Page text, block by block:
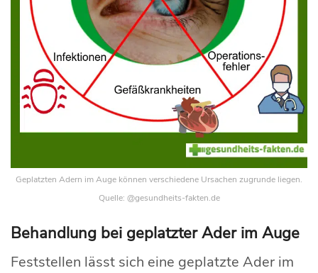
Geplatzten Adern im Auge können verschiedene Ursachen zugrunde liegen.
Quelle: @gesundheits-fakten.de
Behandlung bei geplatzter Ader im Auge
Feststellen lässt sich eine geplatzte Ader im